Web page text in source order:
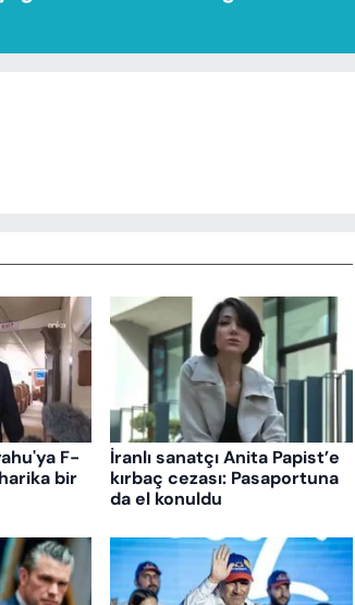
F-
bir
İranlı sanatçı Anita Papist’e
kırbaç cezası: Pasaportuna
da el konuldu